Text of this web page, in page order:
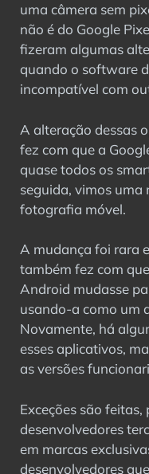
uma câmera sem
não é do Google
fizeram algumas
quando o software
incompatível com
A alteração dessas
fez com que a
quase todos os
seguida, vimos uma
fotografia móvel.
A mudança foi rara
também fez com
Android mudasse
usando-a como um
Novamente, há
esses aplicativos,
as versões
Exceções são
desenvolvedores
em marcas
desenvolvedores